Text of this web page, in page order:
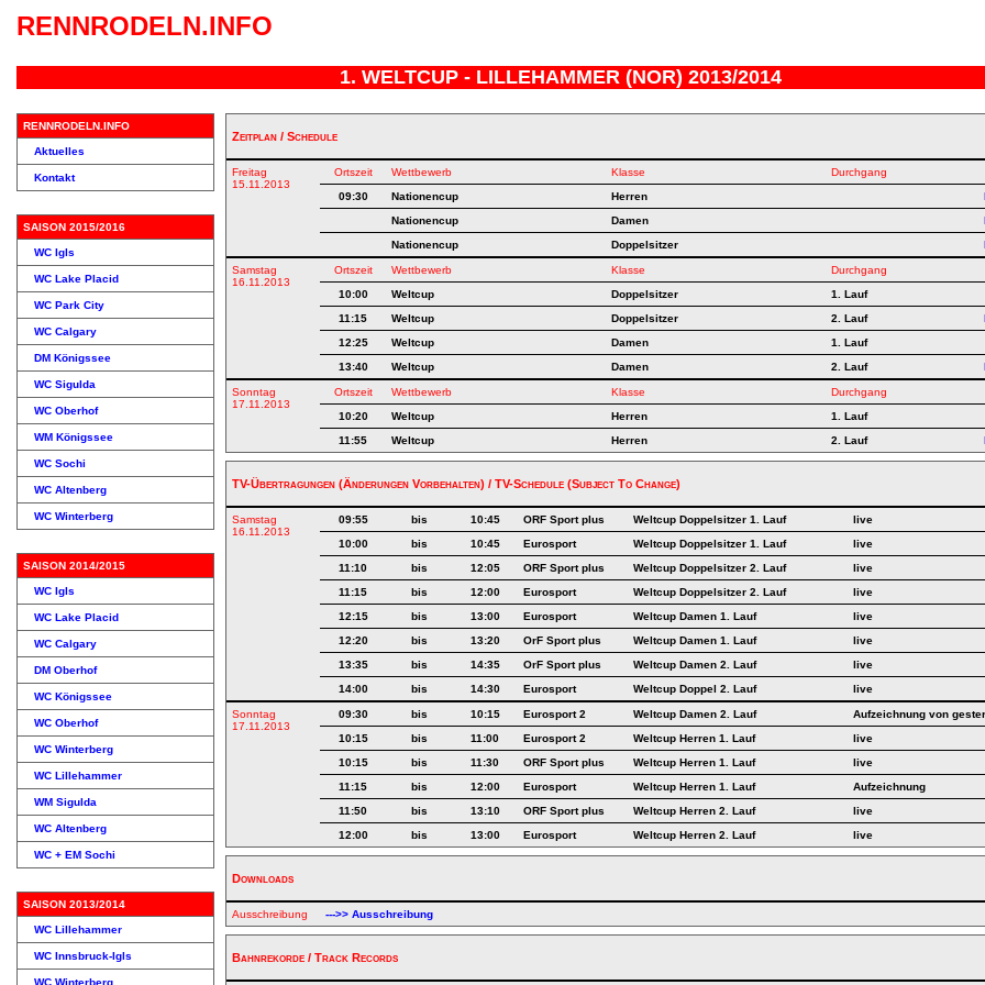
RENNRODELN.INFO
1. WELTCUP - LILLEHAMMER (NOR) 2013/2014
RENNRODELN.INFO
Aktuelles
Kontakt
SAISON 2015/2016
WC Igls
WC Lake Placid
WC Park City
WC Calgary
DM Königssee
WC Sigulda
WC Oberhof
WM Königssee
WC Sochi
WC Altenberg
WC Winterberg
SAISON 2014/2015
WC Igls
WC Lake Placid
WC Calgary
DM Oberhof
WC Königssee
WC Oberhof
WC Winterberg
WC Lillehammer
WM Sigulda
WC Altenberg
WC + EM Sochi
SAISON 2013/2014
WC Lillehammer
WC Innsbruck-Igls
WC Winterberg
Zeitplan / Schedule
Freitag
15.11.2013
Ortszeit Wettbewerb Klasse
Durchgang
09:30
Nationencup Herren
Nationencup
Damen
Nationencup
Doppelsitzer
Samstag
16.11.2013
Ortszeit Wettbewerb Klasse
Durchgang
10:00
Weltcup Doppelsitzer
1. Lauf
11:15
Weltcup Doppelsitzer 2. Lauf
12:25
Weltcup Damen
1. Lauf
13:40
Weltcup Damen 2. Lauf
Sonntag
17.11.2013
Ortszeit Wettbewerb Klasse
Durchgang
10:20
Weltcup Herren
1. Lauf
11:55
Weltcup Herren 2. Lauf
TV-Übertragungen (Änderungen Vorbehalten) / TV-Schedule (subject To Change)
Samstag
16.11.2013
09:55 bis 10:45 ORF Sport plus Weltcup Doppelsitzer 1. Lauf
live
10:00
bis 10:45 Eurosport Weltcup Doppelsitzer 1. Lauf
live
11:10
bis 12:05 ORF Sport plus Weltcup Doppelsitzer 2. Lauf
live
11:15
bis 12:00 Eurosport Weltcup Doppelsitzer 2. Lauf
live
12:15
bis 13:00 Eurosport Weltcup Damen 1. Lauf
live
12:20
bis 13:20 OrF Sport plus Weltcup Damen 1. Lauf
live
13:35
bis 14:35 OrF Sport plus Weltcup Damen 2. Lauf
live
14:00
bis 14:30 Eurosport Weltcup Doppel 2. Lauf live
Sonntag
17.11.2013
09:30 bis 10:15 Eurosport 2 Weltcup Damen 2. Lauf
Aufzeichnung von
10:15
bis 11:00 Eurosport 2 Weltcup Herren 1. Lauf
live
10:15
bis 11:30 ORF Sport plus Weltcup Herren 1. Lauf
live
11:15
bis 12:00 Eurosport Weltcup Herren 1. Lauf
Aufzeichnung
11:50
bis 13:10 ORF Sport plus Weltcup Herren 2. Lauf
live
12:00
bis 13:00 Eurosport Weltcup Herren 2. Lauf live
Downloads
Ausschreibung --->> Ausschreibung
Bahnrekorde / Track Records